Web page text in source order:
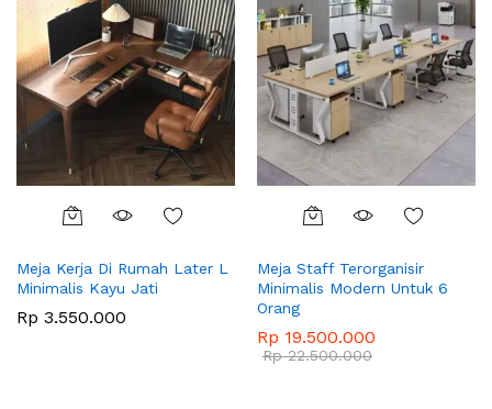
Meja Kerja Di Rumah Later L
Minimalis Kayu Jati
Rp 3.550.000
Meja Staff Terorganisir
Minimalis Modern Untuk 6
Orang
Rp 19.500.000
Rp22.500.000